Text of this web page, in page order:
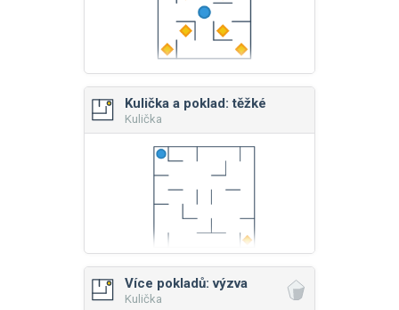
Kulička a poklad: těžké
Kulička
Více pokladů: výzva
Kulička